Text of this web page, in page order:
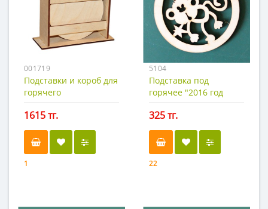
001719
Подставки и короб для
горячего
1615 тг.
1
5104
Подставка под
горячее "2016 год
325 тг.
22